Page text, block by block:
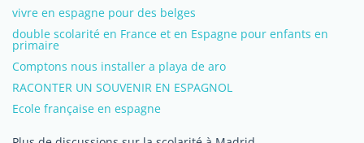
vivre en espagne pour des belges
double scolarité en France et en Espagne pour enfants en
primaire
Comptons nous installer a playa de aro
RACONTER UN SOUVENIR EN ESPAGNOL
Ecole française en espagne